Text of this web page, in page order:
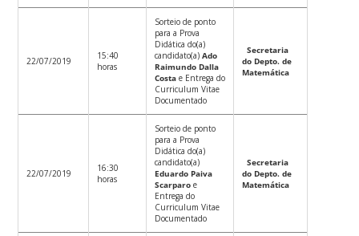
22/07/2019
15:40
horas
Sorteio de ponto
para a Prova
Didática do(a)
candidato(a)Ado
Raimundo Dalla
Costa e Entrega do
Curriculum Vitae
Documentado
Secretaria
do Depto. de
Matemática
22/07/2019
16:30
horas
Sorteio de ponto
para a Prova
Didática do(a)
candidato(a)
Eduardo Paiva
Scarparo e
Entrega do
Curriculum Vitae
Documentado
Secretaria
do Depto. de
Matemática